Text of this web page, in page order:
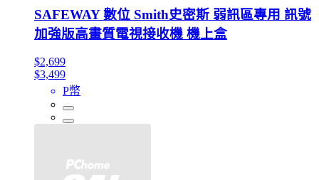
SAFEWAY 數位 Smith史密斯 弱訊區專用 訊號
加強版高畫質電視接收機 機上盒
$2,699
$3,499
P幣